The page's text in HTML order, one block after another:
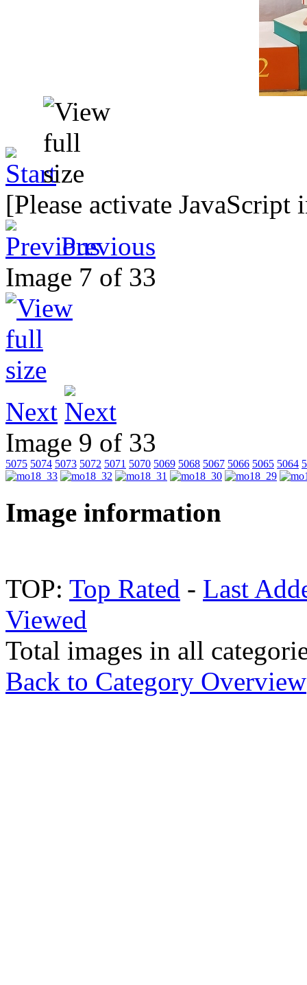
[Please activate
Previous
Image 7 of 33
Next
Image 9 of 33
5075 5074 5073 5072 5071 5070 5069 5068 5067 5066 5065 5064
Image information
TOP: Top Rated - Last
Viewed
Total images in all
Back to Category Overview